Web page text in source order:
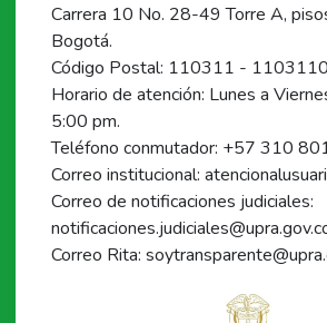
Carrera 10 No. 28-49 Torre A,
Bogotá.
Código Postal: 110311 -
Horario de atención: Lunes a
5:00 pm.
Teléfono conmutador: +57 310
Correo institucional:
Correo de notificaciones judiciales:
Correo Rita: